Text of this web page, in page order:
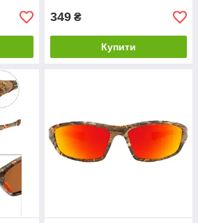
349 ₴
Купити